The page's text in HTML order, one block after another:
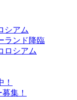
シアム
ランド降臨
ロシアム
集！